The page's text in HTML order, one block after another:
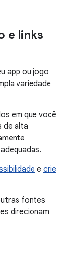
e links
app ou jogo
variedade
em que você
de alta
e crie
fontes
direcionam